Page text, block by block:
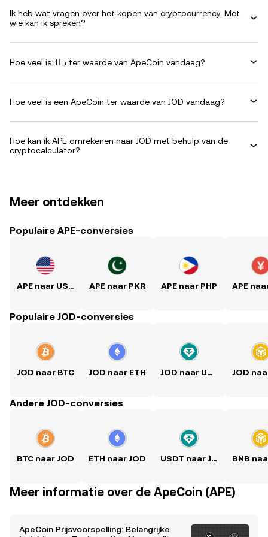
Ik heb wat vragen over het kopen van cryptocurrency. Met
wie kan ik spreken?
Hoe veel is د.ا1 ter waarde van ApeCoin vandaag?
Hoe veel is een ApeCoin ter waarde van JOD vandaag?
Hoe kan ik APE omrekenen naar JOD met behulp van de
cryptocalculator?
Meer ontdekken
Populaire APE-conversies
APE naar USD APE naar PKR APE naar PHP APE
Populaire JOD-conversies
JOD naar BTC JOD naar ETH JOD naar USDT
Andere JOD-conversies
BTC naar JOD ETH naar JOD USDT naar JOD
Meer informatie over de ApeCoin (APE)
ApeCoin Prijsvoorspelling: Belangrijke